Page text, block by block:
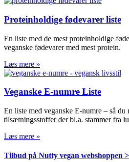
Proteinholdige fødevarer liste
En liste med de mest proteinholdige
veganske fødevarer med mest protein.
Læs mere »
Veganske E-numre Liste
En liste med veganske E-numre – så du
tilsætningsstoffer der bl.a. stammer fra
Læs mere »
Tilbud på Nutty vegan webshoppen